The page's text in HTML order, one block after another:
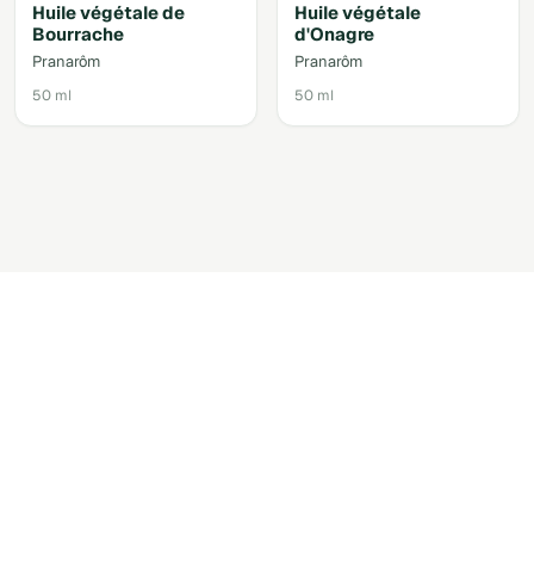
Huile végétale de
Bourrache
Pranarôm
50 ml
Huile végétale
d'Onagre
Pranarôm
50 ml